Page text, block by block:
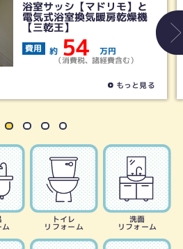
浴室暖
費用 約
ム
トイレ
リフォーム
洗面
リフォーム